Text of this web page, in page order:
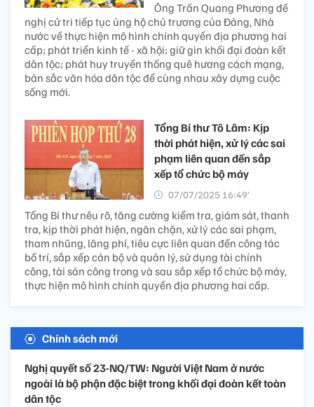
Ông Trần Quang Phương đề
nghị cử tri tiếp tục ủng hộ chủ trương của Đảng, Nhà
nước về thực hiện mô hình chính quyền địa phương hai
cấp; phát triển kinh tế - xã hội; giữ gìn khối đại đoàn kết
dân tộc; phát huy truyền thống quê hương cách mạng,
bản sắc văn hóa dân tộc để cùng nhau xây dựng cuộc
sống mới.
Tổng Bí thư Tô Lâm: Kịp
thời phát hiện, xử lý các sai
phạm liên quan đến sắp
xếp tổ chức bộ máy
07/07/2025 16:49’
Tổng Bí thư nêu rõ, tăng cường kiểm tra, giám sát, thanh
tra, kịp thời phát hiện, ngăn chặn, xử lý các sai phạm,
tham nhũng, lãng phí, tiêu cực liên quan đến công tác
bố trí, sắp xếp cán bộ và quản lý, sử dụng tài chính
công, tài sản công trong và sau sắp xếp tổ chức bộ máy,
thực hiện mô hình chính quyền địa phương hai cấp.
Chính sách mới
Nghị quyết số 23-NQ/TW: Người Việt Nam ở nước
ngoài là bộ phận đặc biệt trong khối đại đoàn kết toàn
dân tộc